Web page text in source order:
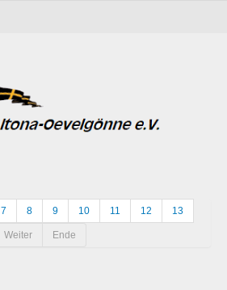
7 8 9 10 11 12 13
Weiter Ende